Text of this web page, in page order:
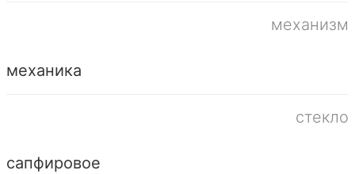
механизм
механика
стекло
сапфировое